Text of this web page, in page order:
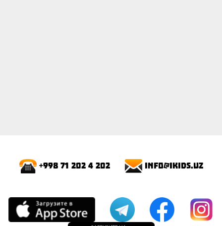
+998 71 202 4 202 info@ikids.uz